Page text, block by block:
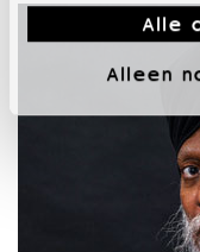
Alle
Alleen